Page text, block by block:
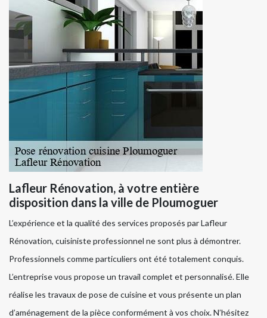
Lafleur Rénovation, à votre entière
disposition dans la ville de Ploumoguer
L’expérience et la qualité des services proposés par Lafleur
Rénovation, cuisiniste professionnel ne sont plus à démontrer.
Professionnels comme particuliers ont été totalement conquis.
L’entreprise vous propose un travail complet et personnalisé. Elle
réalise les travaux de pose de cuisine et vous présente un plan
d’aménagement de la pièce conformément à vos choix. N’hésitez